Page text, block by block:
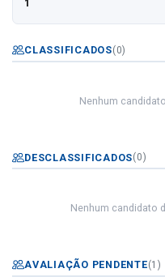
1
CLASSIFICADOS(0)
Nenhum
DESCLASSIFICADOS(0)
Nenhum candidato
AVALIAÇÃO PENDENTE(1)